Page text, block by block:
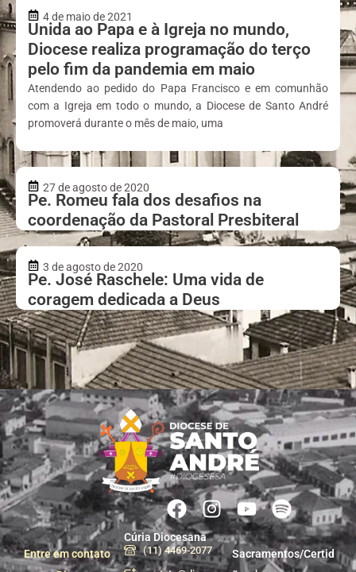
4 de maio de 2021
Unida ao Papa e à Igreja no mundo,
Diocese realiza programação do terço
pelo fim da pandemia em maio
Atendendo ao pedido do Papa Francisco e em comunhão
com a Igreja em todo o mundo, a Diocese de Santo André
promoverá durante o mês de maio, uma
27 de agosto de 2020
Pe. Romeu fala dos desafios na
coordenação da Pastoral Presbiteral
3 de agosto de 2020
Pe. José Raschele: Uma vida de
coragem dedicada a Deus
Entre em contato
Cúria Diocesana
(11) 4469-2077
Sacramentos/Certid